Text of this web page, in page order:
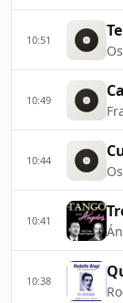
10:51
10:49
10:44
10:41
10:38